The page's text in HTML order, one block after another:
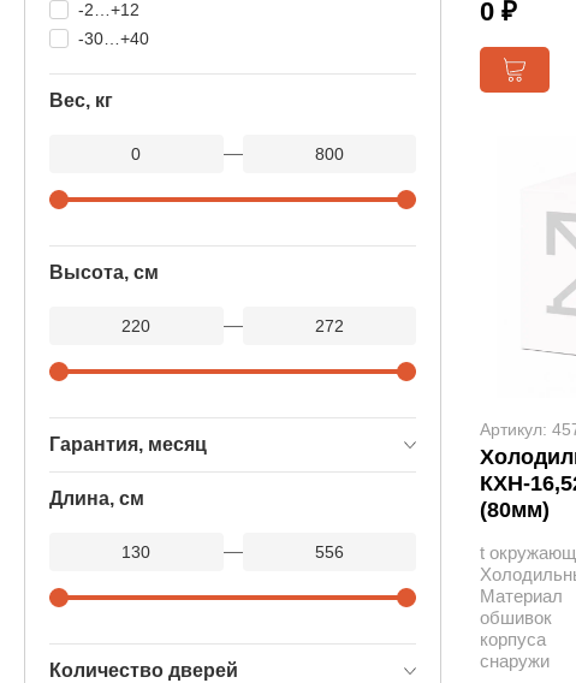
-2…+12
-30…+40
Вес, кг
—
Высота, см
—
Гарантия, месяц
Длина, см
—
Количество дверей
0 ₽
Артикул:
КХН-
(80мм)
t
Материал
обшивок
корпуса
снаружи